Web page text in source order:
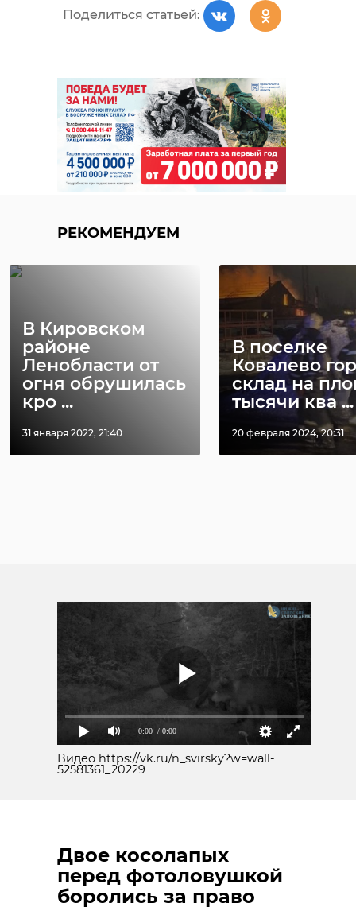
Поделиться статьей:
РЕКОМЕНДУЕМ
В Кировском
районе
Ленобласти от
огня обрушилась
кро ...
31 января 2022, 21:40
В поселке
Ковалево
склад на
тысячи ква ...
20 февраля 2024, 20:31
0:00 / 0:00
Видео https://vk.ru/n_svirsky?w=wall-
52581361_20229
Двое косолапых
перед фотоловушкой
боролись за право